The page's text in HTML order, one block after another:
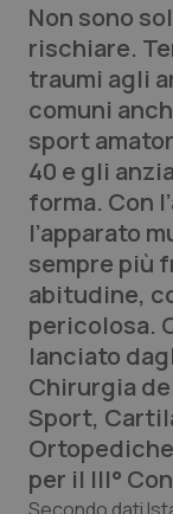
Lettere al
Edizioni
QS Pro
Professionisti
Abruzzo
Basilicata
Calabria
Campania
QS Pro
Artrite &
Asma &
Car-T
QS Club
Non sono
rischiare.
traumi agli
comuni
sport
40 e gli
forma. Con
l’apparato
sempre più
abitudine,
pericolosa.
lanciato
Chirurgia
Sport,
per il III°